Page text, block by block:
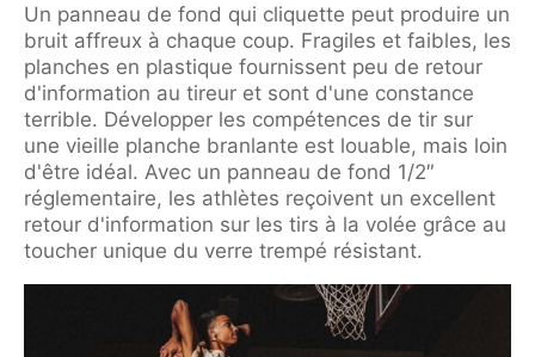
Un panneau de fond qui cliquette peut produire un
bruit affreux à chaque coup. Fragiles et faibles, les
planches en plastique fournissent peu de retour
d'information au tireur et sont d'une constance
terrible. Développer les compétences de tir sur
une vieille planche branlante est louable, mais loin
d'être idéal. Avec un panneau de fond 1/2″
réglementaire, les athlètes reçoivent un excellent
retour d'information sur les tirs à la volée grâce au
toucher unique du verre trempé résistant.